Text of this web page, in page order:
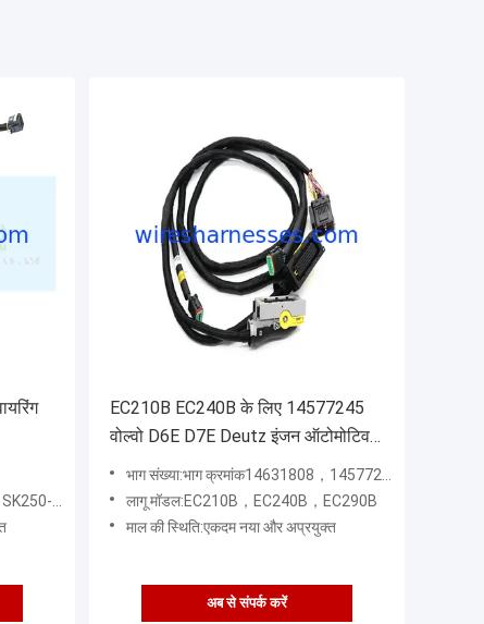
SK260-8
EC210B EC240B के लिए 14577245
वोल्वो D6E D7E Deutz इंजन ऑटोमोटिव
वायरिंग हार्नेस
भाग संख्या:भाग क्रमांक14631808，14577245
लागू मॉडल:EC210B，EC240B，EC290B
माल की स्थिति:एकदम नया और अप्रयुक्त
अब से संपर्क करें